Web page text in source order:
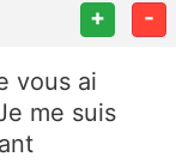
+ -
vous ai
me suis